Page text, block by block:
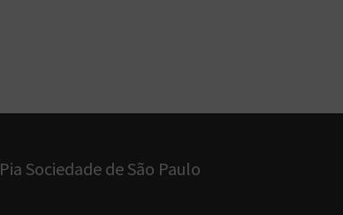
Pia Sociedade de São Paulo